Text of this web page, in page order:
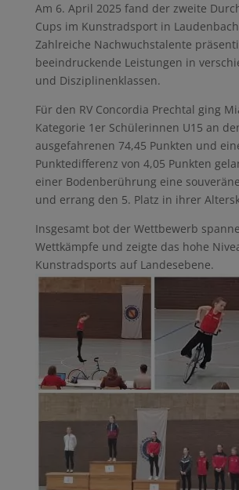
Am 6. April 2025 fand der zweite
Cups im Kunstradsport in
Zahlreiche Nachwuchstalente
beeindruckende Leistungen in
und Disziplinenklassen.
Für den RV Concordia Prechtal ging
Kategorie 1er Schülerinnen U15 an
ausgefahrenen 74,45 Punkten und
Punktedifferenz von 4,05 Punkten
einer Bodenberührung eine
und errang den 5. Platz in ihrer
Insgesamt bot der Wettbewerb
Wettkämpfe und zeigte das hohe
Kunstradsports auf Landesebene.